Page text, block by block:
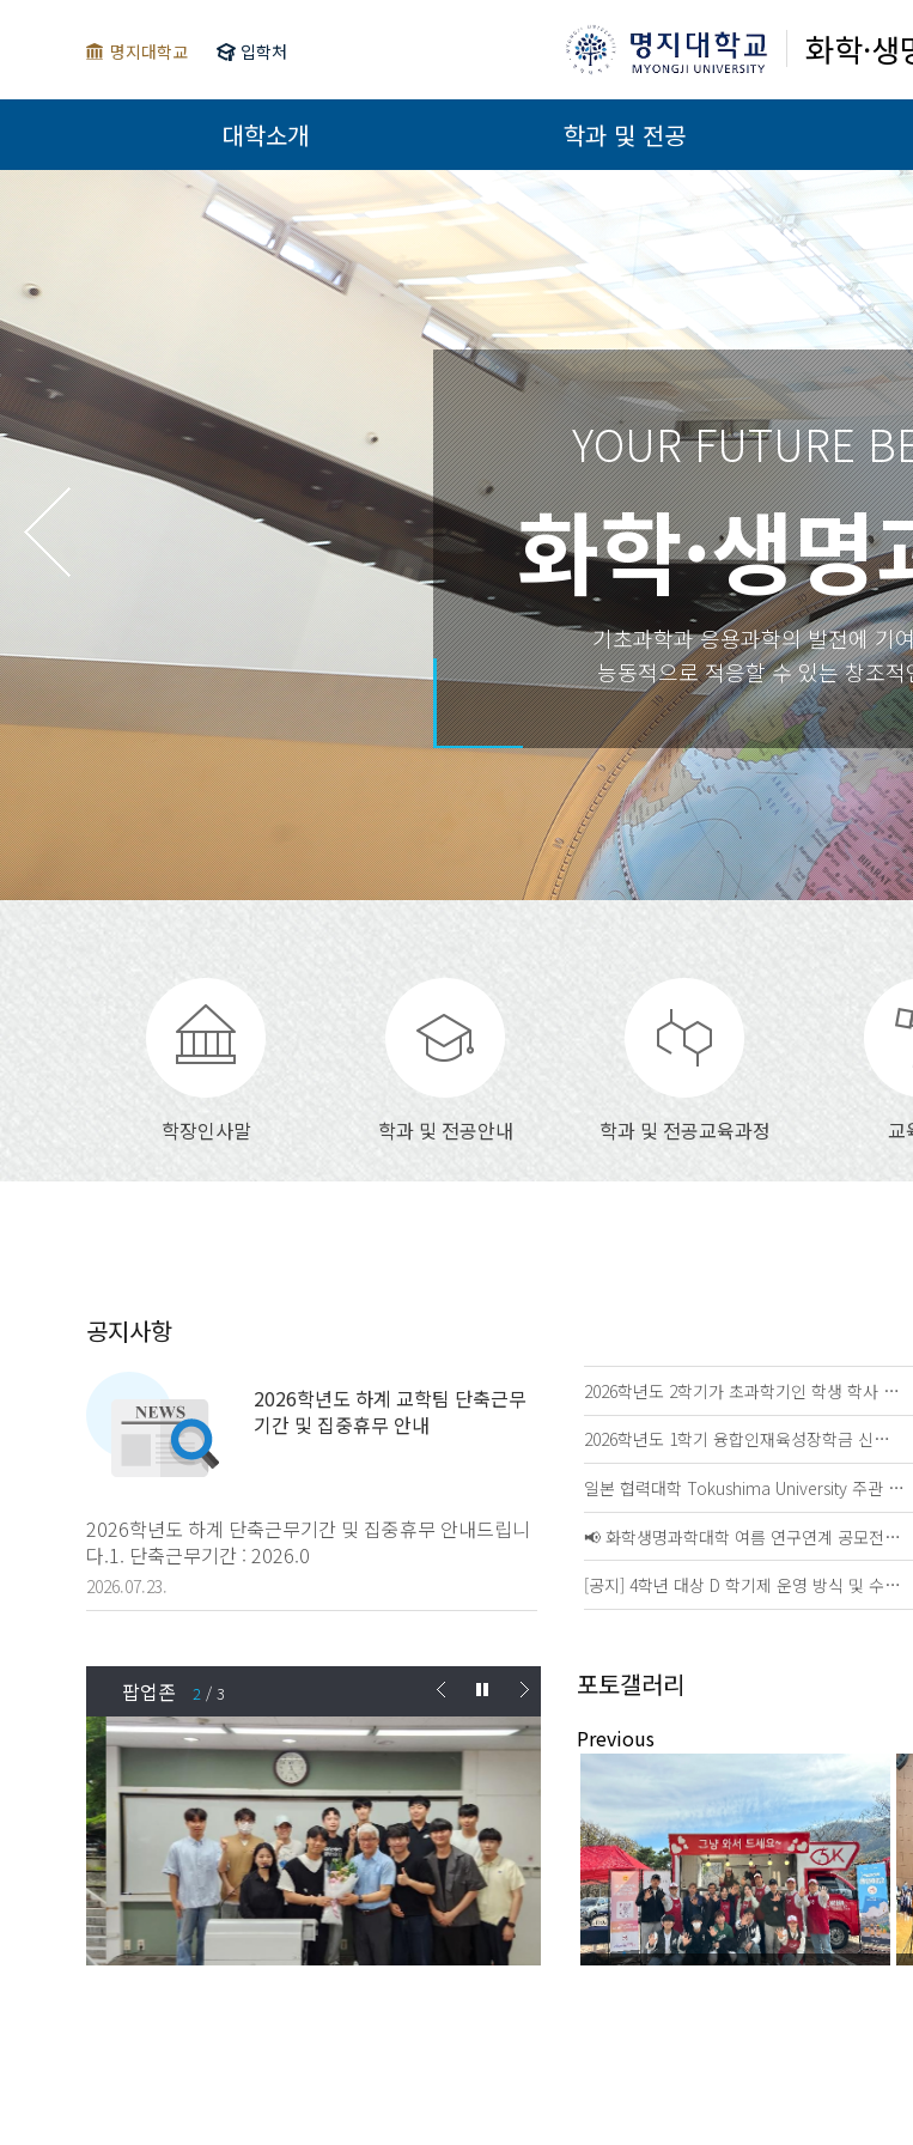
명지대학교 입학처 화학·
대학소개 학과 및 전공
YOUR FUTURE
화학·생
기초과학과 응용과학의 발전에 기
능동적으로 적응할 수 있는 창조
학장인사말 학과 및 전공안내 학과 및 전공교육과정 교
2026학년도 하계 교학팀 단축근무
기간 및 집중휴무 안내
2026학년도 하계 단축근무기간 및 집중휴무 안내드립니
다.1. 단축근무기간 : 2026.0
2026.07.23.
2026학년도 2학기가 초과학기인 학생 학사 안내문
2026학년도 1학기 융합인재육성장학금 신청 안내
일본 협력대학 Tokushima University 주관 이·공학계열 온라인 프로그램
📢 화학생명과학대학 여름 연구연계 공모전 신청 안내
[공지] 4학년 대상 D 학기제 운영 방식 및 수강 안내
팝업존 3 / 3
Previous